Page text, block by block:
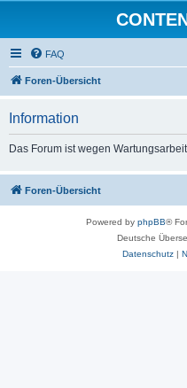
FAQ
Foren-Übersicht
Information
Das Forum ist wegen
Foren-Übersicht
Powered by phpBB®
Deutsche
Datenschutz|